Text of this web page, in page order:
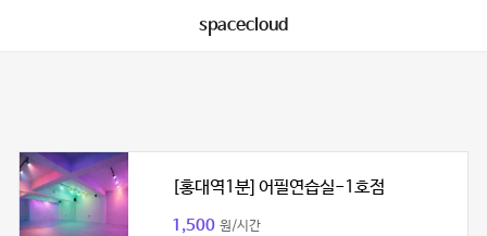
spacecloud
[홍대역1분] 어필연습실-1호점
1,500 원/시간